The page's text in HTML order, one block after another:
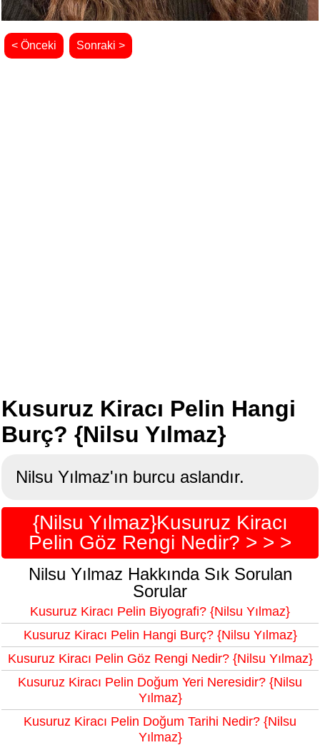
< Önceki Sonraki >
Kusuruz Kiracı Pelin Hangi
Burç? {Nilsu Yılmaz}
Nilsu Yılmaz'ın burcu aslandır.
{Nilsu Yılmaz}Kusuruz Kiracı
Pelin Göz Rengi Nedir? > > >
Nilsu Yılmaz Hakkında Sık Sorulan
Sorular
Kusuruz Kiracı Pelin Biyografi? {Nilsu Yılmaz}
Kusuruz Kiracı Pelin Hangi Burç? {Nilsu Yılmaz}
Kusuruz Kiracı Pelin Göz Rengi Nedir? {Nilsu Yılmaz}
Kusuruz Kiracı Pelin Doğum Yeri Neresidir? {Nilsu
Yılmaz}
Kusuruz Kiracı Pelin Doğum Tarihi Nedir? {Nilsu
Yılmaz}